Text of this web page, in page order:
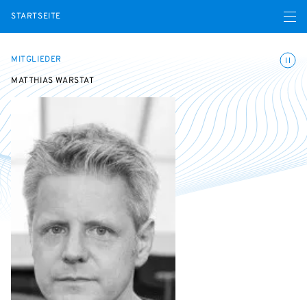
STARTSEITE Menü
MITGLIEDER
MATTHIAS WARSTAT